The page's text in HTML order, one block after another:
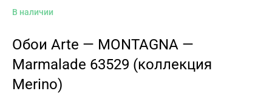
В наличии
Обои Arte — MONTAGNA —
Marmalade 63529 (коллекция
Merino)